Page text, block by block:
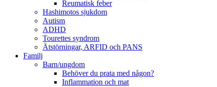
Reumatisk feber
Hashimotos sjukdom
Autism
ADHD
Tourettes syndrom
Ätstörningar, ARFID och PANS
Familj
Barn/ungdom
Behöver du prata med någon?
Inflammation och mat